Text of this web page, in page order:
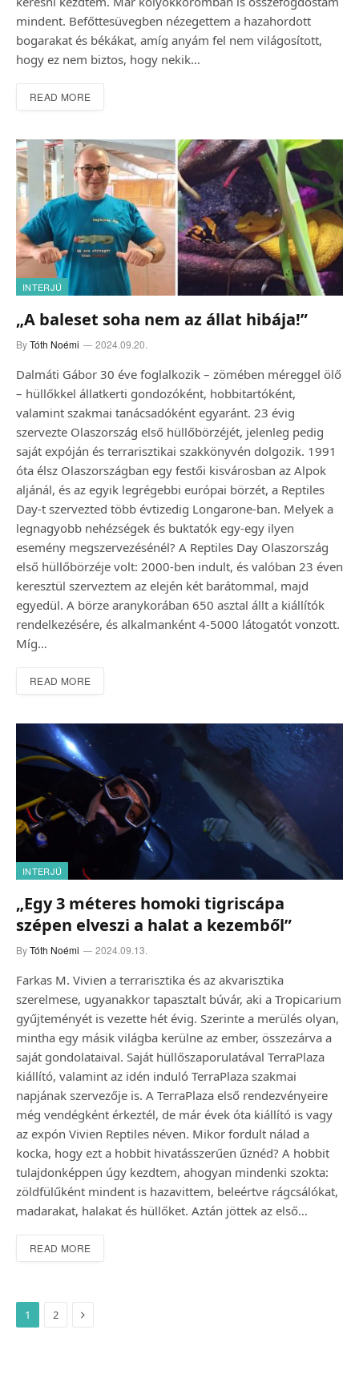
mindent. Befőttesüvegben nézegettem a hazahordott
bogarakat és békákat, amíg anyám fel nem világosított,
hogy ez nem biztos, hogy nekik…
READ MORE
INTERJÚ
„A baleset soha nem az állat hibája!”
ByTóth Noémi 2024.09.20.
Dalmáti Gábor 30 éve foglalkozik – zömében méreggel ölő
– hüllőkkel állatkerti gondozóként, hobbitartóként,
valamint szakmai tanácsadóként egyaránt. 23 évig
szervezte Olaszország első hüllőbörzéjét, jelenleg pedig
saját expóján és terrarisztikai szakkönyvén dolgozik. 1991
óta élsz Olaszországban egy festői kisvárosban az Alpok
aljánál, és az egyik legrégebbi európai börzét, a Reptiles
Day-t szervezted több évtizedig Longarone-ban. Melyek a
legnagyobb nehézségek és buktatók egy-egy ilyen
esemény megszervezésénél? A Reptiles Day Olaszország
első hüllőbörzéje volt: 2000-ben indult, és valóban 23 éven
keresztül szerveztem az elején két barátommal, majd
egyedül. A börze aranykorában 650 asztal állt a kiállítók
rendelkezésére, és alkalmanként 4-5000 látogatót vonzott.
Míg…
READ MORE
INTERJÚ
„Egy 3 méteres homoki tigriscápa
szépen elveszi a halat a kezemből”
ByTóth Noémi 2024.09.13.
Farkas M. Vivien a terrarisztika és az akvarisztika
szerelmese, ugyanakkor tapasztalt búvár, aki a Tropicarium
gyűjteményét is vezette hét évig. Szerinte a merülés olyan,
mintha egy másik világba kerülne az ember, összezárva a
saját gondolataival. Saját hüllőszaporulatával TerraPlaza
kiállító, valamint az idén induló TerraPlaza szakmai
napjának szervezője is. A TerraPlaza első rendezvényeire
még vendégként érkeztél, de már évek óta kiállító is vagy
az expón Vivien Reptiles néven. Mikor fordult nálad a
kocka, hogy ezt a hobbit hivatásszerűen űznéd? A hobbit
tulajdonképpen úgy kezdtem, ahogyan mindenki szokta:
zöldfülűként mindent is hazavittem, beleértve rágcsálókat,
madarakat, halakat és hüllőket. Aztán jöttek az első…
READ MORE
1 2 Next